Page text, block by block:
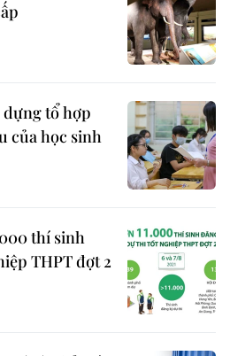
dựng tổ hợp
của học sinh
thí sinh
THPT đợt 2